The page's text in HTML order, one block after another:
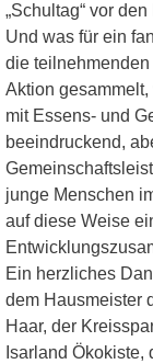
„Schultag“ vor
Und was für ein
die
Aktion
mit Essens- und
beeindruckend,
junge Menschen
auf diese Weise
Ein herzliches
dem Hausmeister
Haar, der
Isarland